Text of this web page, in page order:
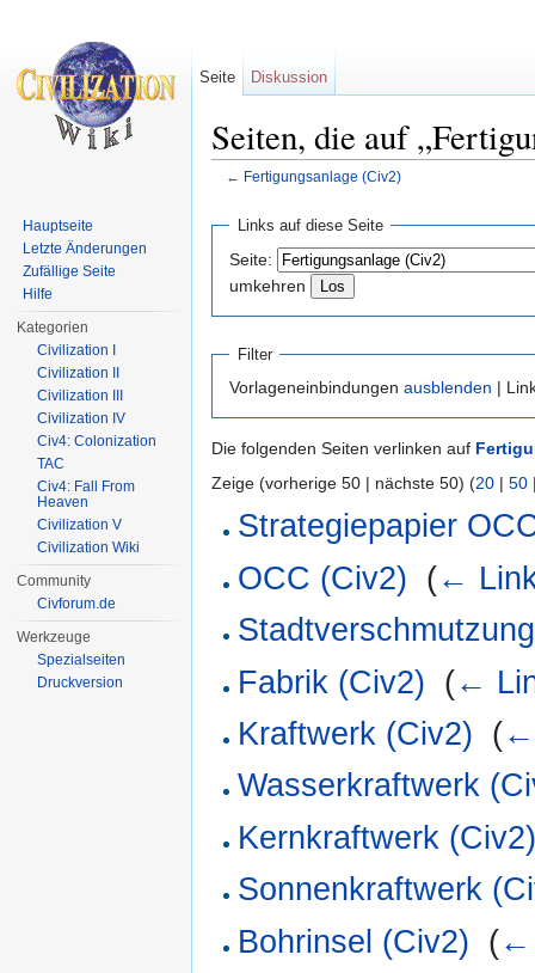
Seiten, die auf
← Fertigungsanlage (Civ2)
Links auf diese Seite
Seite:
umkehren
Filter
Vorlageneinbindungen ausblenden |
Die folgenden Seiten verlinken auf
Zeige (vorherige 50 | nächste 50) (20 | 50
Strategiepapier
OCC (Civ2) (←
Fabrik (Civ2) (←
Kraftwerk (Civ2) (←
Wasserkraftwerk
Kernkraftwerk
Sonnenkraftwerk
Bohrinsel (Civ2) (←
Seite Diskussion
Hauptseite
Letzte Änderungen
Zufällige Seite
Hilfe
Kategorien
Civilization I
Civilization II
Civilization III
Civilization IV
Civ4: Colonization
TAC
Civ4: Fall From
Heaven
Civilization V
Civilization Wiki
Community
Civforum.de
Werkzeuge
Spezialseiten
Druckversion